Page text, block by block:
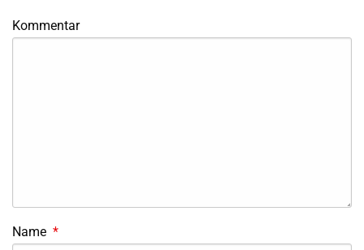
Kommentar
Name *